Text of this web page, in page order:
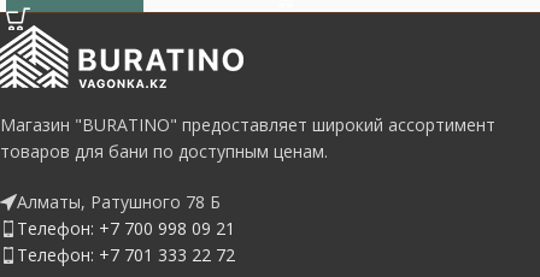
Магазин "BURATINO" предоставляет широкий ассортимент
товаров для бани по доступным ценам.
Алматы, Ратушного 78 Б
Телефон: +7 700 998 09 21
Телефон: +7 701 333 22 72